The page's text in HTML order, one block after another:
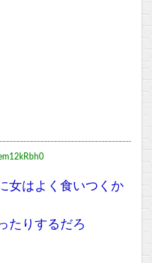
女はよく食いつくか
たりするだろ